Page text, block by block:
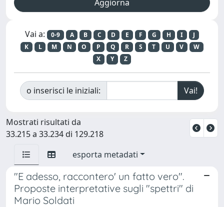
Vai a: 0-9 A B C D E F G H I
J
K
L M N O P Q R S T U V
W
X
Y Z
o inserisci le iniziali:
Mostrati risultati da
33.215 a 33.234 di 129.218
esporta metadati
"E adesso, raccontero' un fatto vero".
Proposte interpretative sugli "spettri" di
Mario Soldati